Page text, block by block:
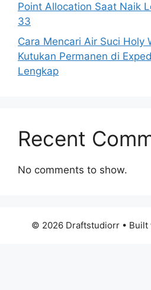
Point Allocation Saat Naik
33
Cara Mencari Air Suci Holy
Kutukan Permanen di
Lengkap
Recent
No comments to show.
© 2026 Draftstudiorr • Built